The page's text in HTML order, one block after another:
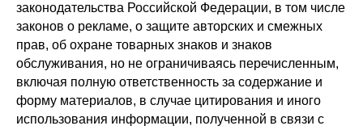
законодательства Российской Федерации, в том числе
законов о рекламе, о защите авторских и смежных
прав, об охране товарных знаков и знаков
обслуживания, но не ограничиваясь перечисленным,
включая полную ответственность за содержание и
форму материалов, в случае цитирования и иного
использования информации, полученной в связи с